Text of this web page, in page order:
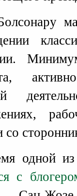
со
одной
с